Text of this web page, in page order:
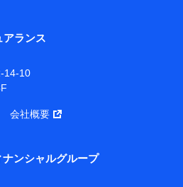
町2-14-10 アーバンネット日
ドコモは、お客さまの情報
る行動原則を順守します 。
シュボードの「第三者提供の
わらず、共同利用する場合があ
はないお客さま（2019年12
アランス
14-10
会社概要
ンシャルグループ